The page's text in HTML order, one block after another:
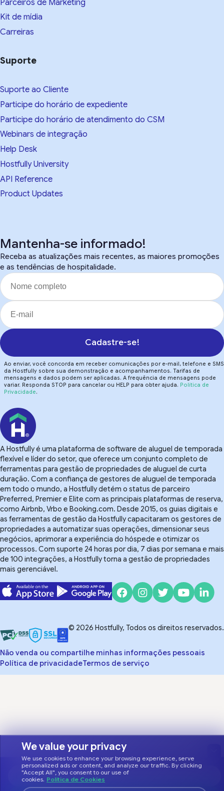
We value your privacy
We use cookies to enhance your browsing experience, serve
personalized ads or content, and analyze our traffic. By clicking
"Accept All", you consent to our use of
cookies. Política de Cookies
Parceiros de Marketing
Kit de mídia
Carreiras
Suporte
Suporte ao Cliente
Participe do horário de expediente
Participe do horário de atendimento do CSM
Webinars de integração
Help Desk
Hostfully University
API Reference
Product Updates
Mantenha-se informado!
Receba as atualizações mais recentes, as maiores promoções
e as tendências de hospitalidade.
Cadastre-se!
Ao enviar, você concorda em receber comunicações por e-mail, telefone e SMS
da Hostfully sobre sua demonstração e acompanhamentos. Tarifas de
mensagens e dados podem ser aplicadas. A frequência de mensagens pode
variar. Responda STOP para cancelar ou HELP para obter ajuda. Política de
Privacidade.
A Hostfully é uma plataforma de software de aluguel de temporada
flexível e líder do setor, que oferece um conjunto completo de
ferramentas para gestão de propriedades de aluguel de curta
duração. Com a confiança de gestores de aluguel de temporada
em todo o mundo, a Hostfully detém o status de parceiro
Preferred, Premier e Elite com as principais plataformas de reserva,
como Airbnb, Vrbo e Booking.com. Desde 2015, os guias digitais e
as ferramentas de gestão da Hostfully capacitaram os gestores de
propriedades a automatizar suas operações, dimensionar seus
negócios, aprimorar a experiência do hóspede e otimizar os
processos. Com suporte 24 horas por dia, 7 dias por semana e mais
de 100 integrações, a Hostfully torna a gestão de propriedades
mais gerenciável.
© 2026 Hostfully, Todos os direitos reservados.
Não venda ou compartilhe minhas informações pessoais
Política de privacidadeTermos de serviço